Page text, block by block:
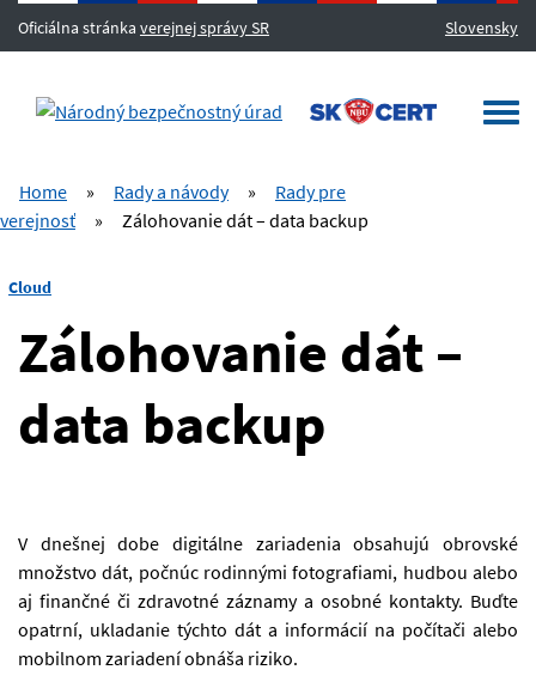
Oficiálna stránka verejnej správy SR Slovensky
MENU
Home » Rady a návody »
Rady pre
verejnosť
» Zálohovanie dát – data backup
Cloud
Zálohovanie dát –
data backup
V dnešnej dobe digitálne zariadenia obsahujú obrovské
množstvo dát, počnúc rodinnými fotografiami, hudbou alebo
aj finančné či zdravotné záznamy a osobné kontakty. Buďte
opatrní, ukladanie týchto dát a informácií na počítači alebo
mobilnom zariadení obnáša riziko.